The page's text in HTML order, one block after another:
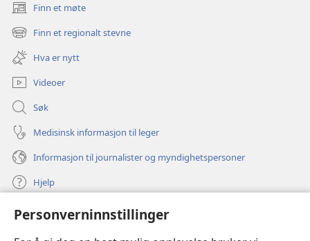
Personverninnstillinger
Finn et møte
(åpner
nytt
vindu)
Finn et regionalt stevne
(åpner
nytt
vindu)
Hva er nytt
Videoer
Søk
Medisinsk informasjon til leger
Informasjon til journalister og myndighetspersoner
Hjelp
Bidrag
(åpner
nytt